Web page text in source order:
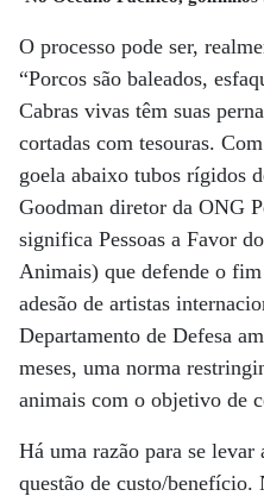
O processo pode ser,
“Porcos são baleados,
Cabras vivas têm suas
cortadas com tesouras.
goela abaixo tubos rígidos
Goodman diretor da ONG
significa Pessoas a Favor
Animais) que defende o fim
adesão de artistas
Departamento de Defesa
meses, uma norma
animais com o objetivo de
Há uma razão para se
questão de custo/